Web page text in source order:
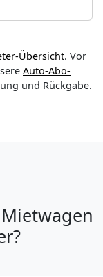
Übersicht. Vor
Auto-Abo-
und Rückgabe.